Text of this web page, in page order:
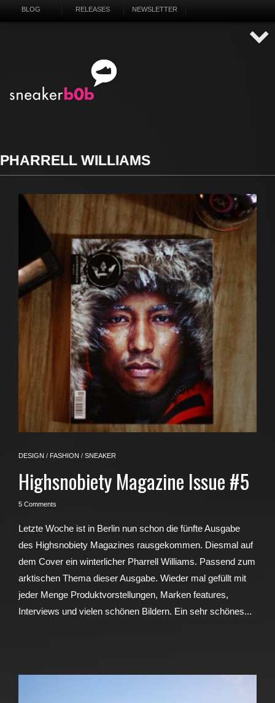
BLOG RELEASES NEWSLETTER
PHARRELL WILLIAMS
DESIGN / FASHION / SNEAKER
Highsnobiety Magazine Issue #5
5 Comments
Letzte Woche ist in Berlin nun schon die fünfte Ausgabe
des Highsnobiety Magazines rausgekommen. Diesmal auf
dem Cover ein winterlicher Pharrell Williams. Passend zum
arktischen Thema dieser Ausgabe. Wieder mal gefüllt mit
jeder Menge Produktvorstellungen, Marken features,
Interviews und vielen schönen Bildern. Ein sehr schönes...